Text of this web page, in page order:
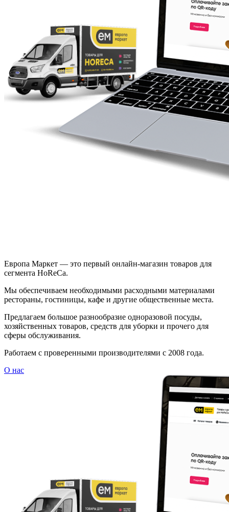
Европа Маркет — это первый онлайн-магазин товаров для
сегмента HoReCa.
Мы обеспечиваем необходимыми расходными материалами
рестораны, гостиницы, кафе и другие общественные места.
Предлагаем большое разнообразие одноразовой посуды,
хозяйственных товаров, средств для уборки и прочего для
сферы обслуживания.
Работаем с проверенными производителями с 2008 года.
О нас